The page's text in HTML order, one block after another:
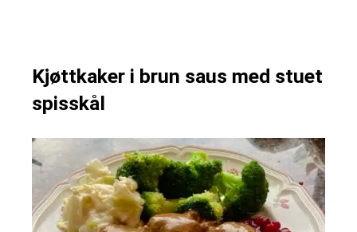
Kjøttkaker i brun saus med stuet
spisskål